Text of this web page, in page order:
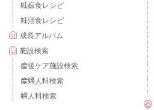
妊娠食レシピ
妊活食レシピ
成長アルバム
施設検索
産後ケア施設検索
産婦人科検索
婦人科検索